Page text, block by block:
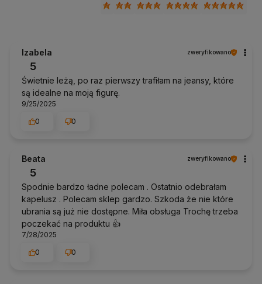
Izabela zweryfikowano
5
Świetnie leżą, po raz pierwszy trafiłam na jeansy, które
są idealne na moją figurę.
9/25/2025
0
0
Beata zweryfikowano
5
Spodnie bardzo ładne polecam . Ostatnio odebrałam
kapelusz . Polecam sklep gardzo. Szkoda że nie które
ubrania są już nie dostępne. Miła obsługa Trochę trzeba
poczekać na produktu 👍️
7/28/2025
0
0